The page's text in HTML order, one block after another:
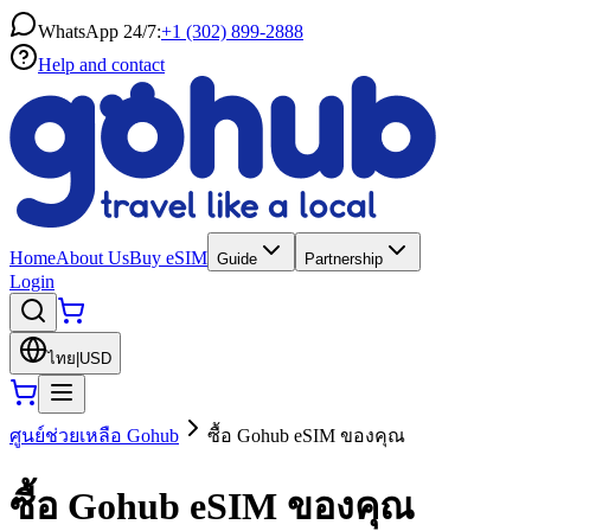
WhatsApp 24/7:+1 (302) 899-2888
Help and contact
HomeAbout UsBuy eSIM Guide Partnership
Login
ไทย USD
ศูนย์ช่วยเหลือ Gohub ซื้อ Gohub eSIM ของคุณ
ซื้อ Gohub eSIM ของคุณ